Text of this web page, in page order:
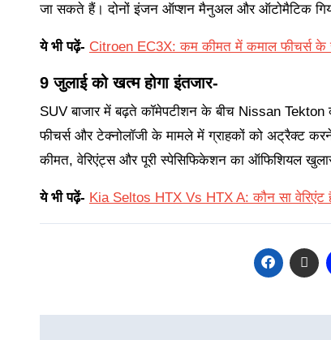
जा सकते हैं। दोनों इंजन ऑप्शन मैनुअल और ऑटोमैटिक
ये भी पढ़ें- Citroen EC3X: कम कीमत में कमाल फीचर्स के
9 जुलाई को खत्म होगा इंतजार-
SUV बाजार में बढ़ते कॉमेपटीशन के बीच Nissan Tekton
फीचर्स और टेक्नोलॉजी के मामले में ग्राहकों को अट्रैक्ट
कीमत, वेरिएंट्स और पूरी स्पेसिफिकेशन का ऑफिशियल
ये भी पढ़ें- Kia Seltos HTX Vs HTX A: कौन सा वेरिएंट